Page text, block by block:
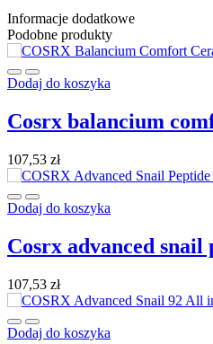
Informacje dodatkowe
Podobne produkty
Dodaj do koszyka
cosrx balancium
107,53 zł
Dodaj do koszyka
cosrx advanced
107,53 zł
Dodaj do koszyka